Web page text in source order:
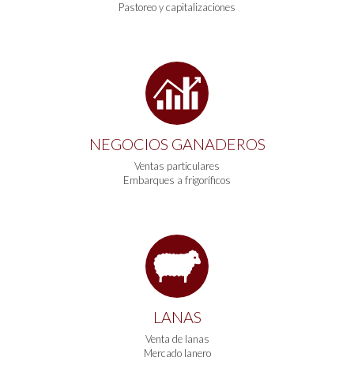
Pastoreo y capitalizaciones
NEGOCIOS GANADEROS
Ventas particulares
Embarques a frigoríficos
LANAS
Venta de lanas
Mercado lanero